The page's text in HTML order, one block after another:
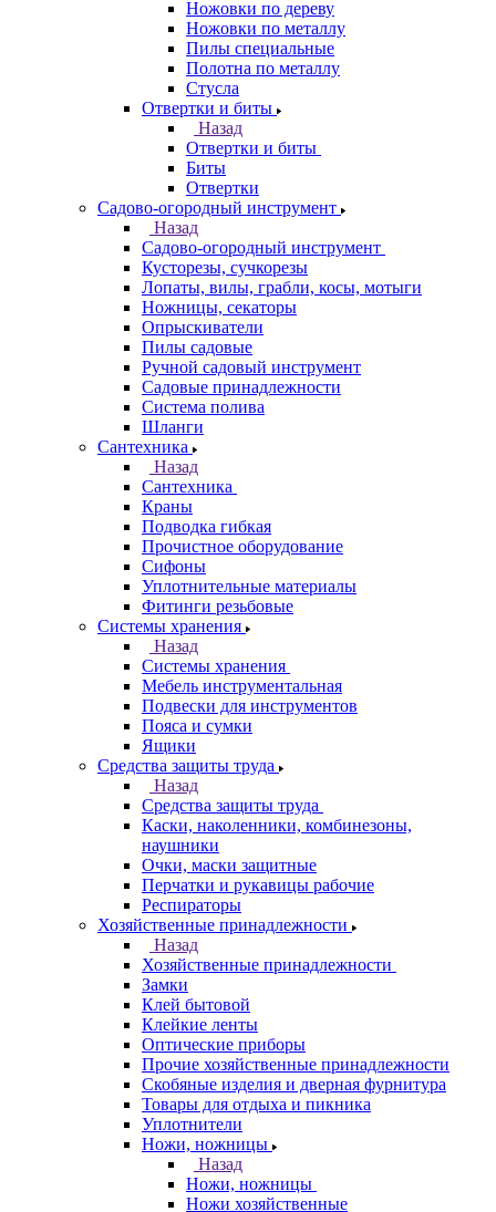
Ножовки по дереву
Ножовки по металлу
Пилы специальные
Полотна по металлу
Стусла
Отвертки и биты
Назад
Отвертки и биты
Биты
Отвертки
Садово-огородный инструмент
Назад
Садово-огородный инструмент
Кусторезы, сучкорезы
Лопаты, вилы, грабли, косы, мотыги
Ножницы, секаторы
Опрыскиватели
Пилы садовые
Ручной садовый инструмент
Садовые принадлежности
Система полива
Шланги
Сантехника
Назад
Сантехника
Краны
Подводка гибкая
Прочистное оборудование
Сифоны
Уплотнительные материалы
Фитинги резьбовые
Системы хранения
Назад
Системы хранения
Мебель инструментальная
Подвески для инструментов
Пояса и сумки
Ящики
Средства защиты труда
Назад
Средства защиты труда
Каски, наколенники, комбинезоны,
наушники
Очки, маски защитные
Перчатки и рукавицы рабочие
Респираторы
Хозяйственные принадлежности
Назад
Хозяйственные принадлежности
Замки
Клей бытовой
Клейкие ленты
Оптические приборы
Прочие хозяйственные принадлежности
Скобяные изделия и дверная фурнитура
Товары для отдыха и пикника
Уплотнители
Ножи, ножницы
Назад
Ножи, ножницы
Ножи хозяйственные